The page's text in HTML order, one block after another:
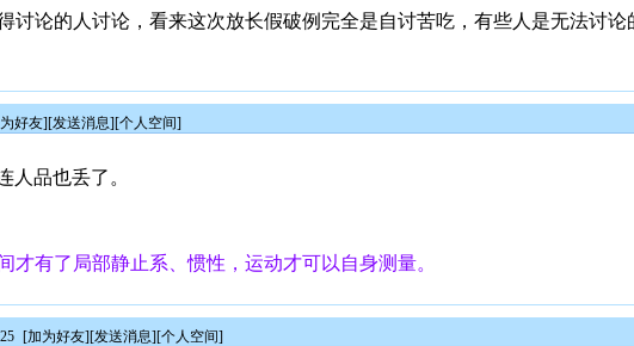
讨论的人讨论，看来这次放长假破例完全是自讨苦吃，有些人是无法讨论
好友][发送消息][个人空间]
人品也丢了。
才有了局部静止系、惯性，运动才可以自身测量。
[加为好友][发送消息][个人空间]